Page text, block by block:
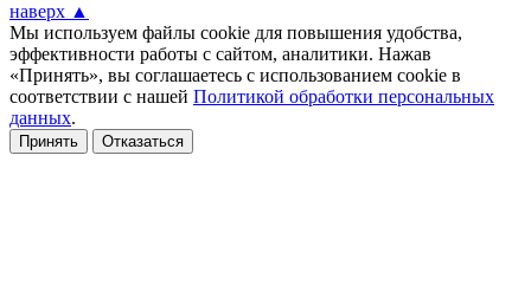
наверх ▲
Мы используем файлы cookie для повышения удобства,
эффективности работы с сайтом, аналитики. Нажав
«Принять», вы соглашаетесь с использованием cookie в
соответствии с нашей Политикой обработки персональных
данных.
Принять Отказаться